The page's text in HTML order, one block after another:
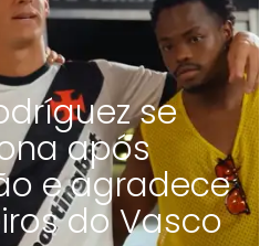
se
após
e agradece
do Vasco